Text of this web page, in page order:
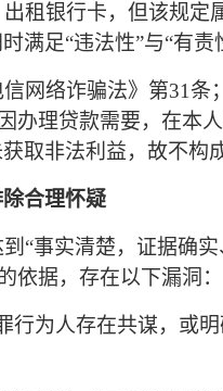
租银行卡，但该规
足“违法性”与“有责
网络诈骗法》第31条
办理贷款需要， 在本
取非法利益，故不构
合理怀疑
“事实清楚，证据确
依据，存在以下漏洞：
行为人存在共谋，或